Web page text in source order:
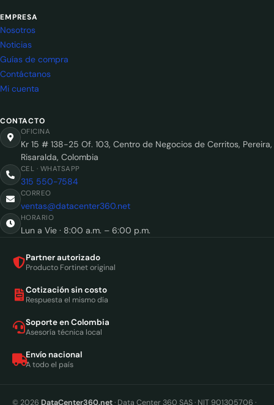
EMPRESA
Nosotros
Noticias
Guías de compra
Contáctanos
Mi cuenta
CONTACTO
OFICINA
Kr 15 # 138-25 Of. 103, Centro de Negocios de Cerritos, Pereira,
Risaralda, Colombia
CEL · WHATSAPP
315 550-7584
CORREO
ventas@datacenter360.net
HORARIO
Lun a Vie · 8:00 a.m. – 6:00 p.m.
Partner autorizado
Producto Fortinet original
Cotización sin costo
Respuesta el mismo día
Soporte en Colombia
Asesoría técnica local
Envío nacional
A todo el país
© 2026 DataCenter360.net· Data Center 360 SAS · NIT 901305706 ·